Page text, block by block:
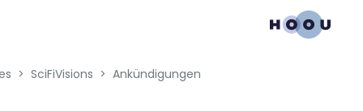
SciFiVisions Ankündigungen